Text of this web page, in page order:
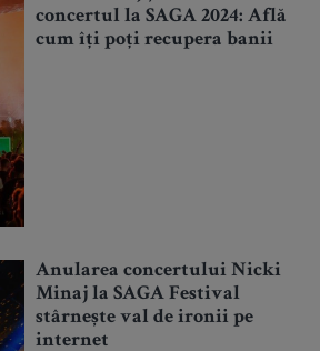
concertul la SAGA 2024: Află
cum îți poți recupera banii
Anularea concertului Nicki
Minaj la SAGA Festival
stârnește val de ironii pe
internet